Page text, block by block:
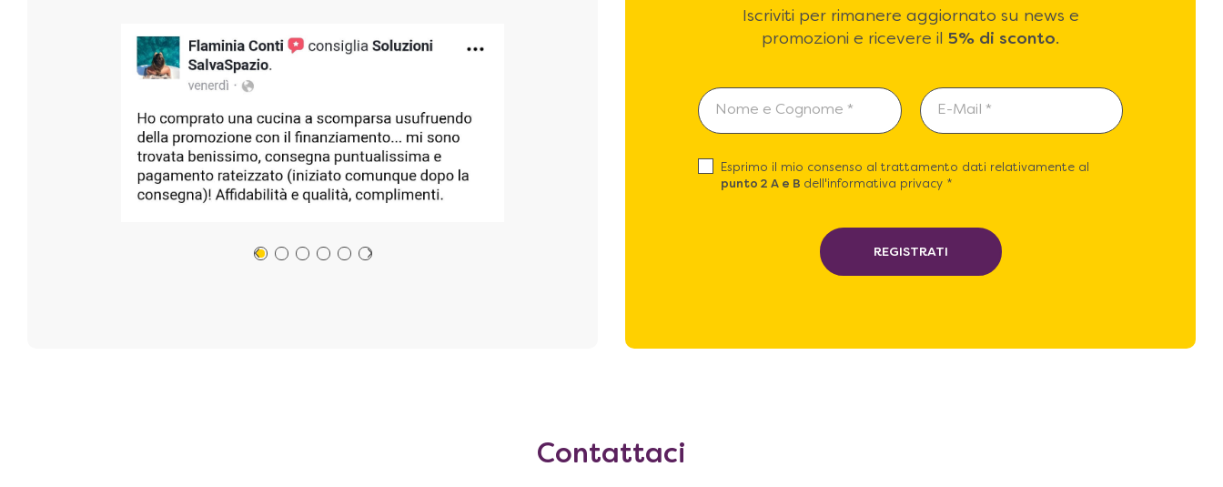
Iscriviti per rimanere aggiornato su news e
promozioni e ricevere il 5% di sconto.
Esprimo il mio consenso al trattamento dati relativamente al
punto 2 A e B dell'informativa privacy *
REGISTRATI
Contattaci